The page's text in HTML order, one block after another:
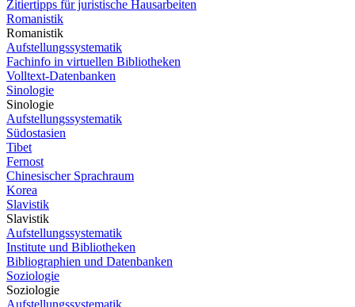
Zitiertipps für juristische Hausarbeiten
Romanistik
Romanistik
Aufstellungssystematik
Fachinfo in virtuellen Bibliotheken
Volltext-Datenbanken
Sinologie
Sinologie
Aufstellungssystematik
Südostasien
Tibet
Fernost
Chinesischer Sprachraum
Korea
Slavistik
Slavistik
Aufstellungssystematik
Institute und Bibliotheken
Bibliographien und Datenbanken
Soziologie
Soziologie
Aufstellungssystematik